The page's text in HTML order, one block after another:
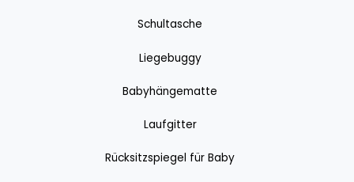
Schultasche
Liegebuggy
Babyhängematte
Laufgitter
Rücksitzspiegel für Baby